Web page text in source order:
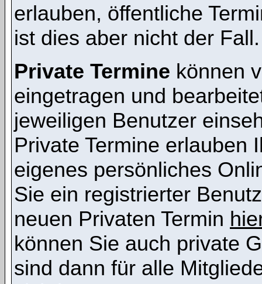
erlauben, öffentliche
ist dies aber nicht der Fall.
Private Termine können
eingetragen und
jeweiligen Benutzer
Private Termine erlauben
eigenes persönliches
Sie ein registrierter
neuen Privaten Termin
können Sie auch private
sind dann für alle